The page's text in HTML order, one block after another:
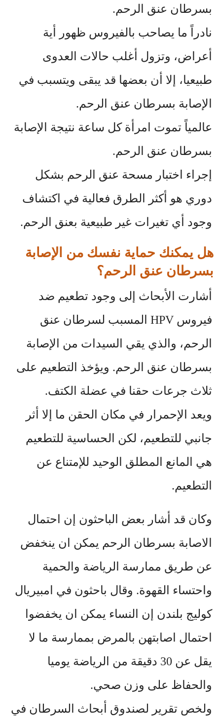
بسرطان عنق الرحم.
نادراً ما يصاحب بالفيروس ظهور أية
أعراض، وتزول أغلب حالات العدوى
طبيعيا، إلا أن بعضها قد يبقى ويتسبب في
الإصابة بسرطان عنق الرحم.
عالمياً تموت امرأة كل ساعة نتيجة الإصابة
بسرطان عنق الرحم.
إجراء اختبار مسحة عنق الرحم بشكل
دوري هو أكثر الطرق فعالية في اكتشاف
وجود أي تغيرات غير طبيعية بعنق الرحم.
هل يمكنك حماية نفسك من الإصابة
بسرطان عنق الرحم؟
أشارت الأبحاث إلى وجود تطعيم ضد
فيروسHPV المسبب لسرطان عنق
الرحم، والذي يقي السيدات من الإصابة
بسرطان عنق الرحم. ويؤخذ التطعيم على
ثلاث جرعات حقنا في عضلة الكتف.
ويعد الإحمرار في مكان الحقن ما إلا أثر
جانبي للتطعيم، لكن الحساسية للتطعيم
هي المانع المطلق الوحيد للإمتناع عن
التطعيم.
وكان قد أشار بعض الباحثون إن احتمال
الاصابة بسرطان الرحم يمكن ان ينخفض
عن طريق ممارسة الرياضة والحمية
واحتساء القهوة. وقال باحثون في امبيريال
كوليج بلندن إن النساء يمكن ان يخفضوا
احتمال اصابتهن بالمرض بممارسة ما لا
يقل عن 30 دقيقة من الرياضة يوميا
والحفاظ على وزن صحي.
ولخص تقرير لصندوق أبحاث السرطان في